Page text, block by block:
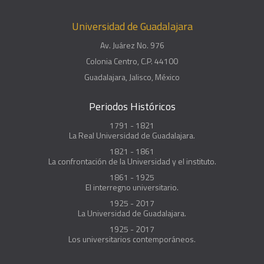
Universidad de Guadalajara
Av. Juárez No. 976
Colonia Centro, C.P. 44100
Guadalajara, Jalisco, México
Periodos Históricos
1791 - 1821
La Real Universidad de Guadalajara.
1821 - 1861
La confrontación de la Universidad y el instituto.
1861 - 1925
El interregno universitario.
1925 - 2017
La Universidad de Guadalajara.
1925 - 2017
Los universitarios contemporáneos.